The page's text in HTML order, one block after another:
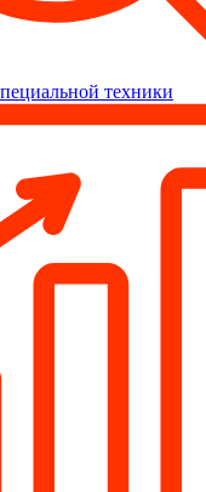
техники